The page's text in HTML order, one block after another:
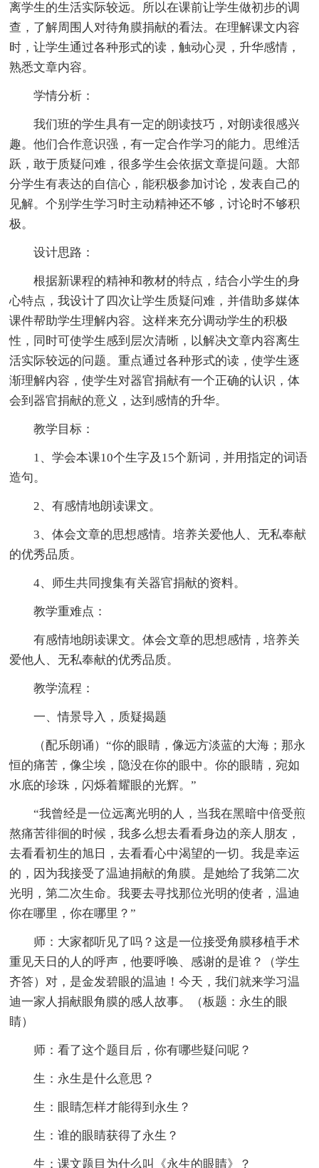
离学生的生活实际较远。所以在课前让学生做初步的调
查，了解周围人对待角膜捐献的看法。在理解课文内容
时，让学生通过各种形式的读，触动心灵，升华感情，
熟悉文章内容。
学情分析：
我们班的学生具有一定的朗读技巧，对朗读很感兴
趣。他们合作意识强，有一定合作学习的能力。思维活
跃，敢于质疑问难，很多学生会依据文章提问题。大部
分学生有表达的自信心，能积极参加讨论，发表自己的
见解。个别学生学习时主动精神还不够，讨论时不够积
极。
设计思路：
根据新课程的精神和教材的特点，结合小学生的身
心特点，我设计了四次让学生质疑问难，并借助多媒体
课件帮助学生理解内容。这样来充分调动学生的积极
性，同时可使学生感到层次清晰，以解决文章内容离生
活实际较远的问题。重点通过各种形式的读，使学生逐
渐理解内容，使学生对器官捐献有一个正确的认识，体
会到器官捐献的意义，达到感情的升华。
教学目标：
1、学会本课10个生字及15个新词，并用指定的词语
造句。
2、有感情地朗读课文。
3、体会文章的思想感情。培养关爱他人、无私奉献
的优秀品质。
4、师生共同搜集有关器官捐献的资料。
教学重难点：
有感情地朗读课文。体会文章的思想感情，培养关
爱他人、无私奉献的优秀品质。
教学流程：
一、情景导入，质疑揭题
（配乐朗诵）“你的眼睛，像远方淡蓝的大海；那永
恒的痛苦，像尘埃，隐没在你的眼中。你的眼睛，宛如
水底的珍珠，闪烁着耀眼的光辉。”
“我曾经是一位远离光明的人，当我在黑暗中倍受煎
熬痛苦徘徊的时候，我多么想去看看身边的亲人朋友，
去看看初生的旭日，去看看心中渴望的一切。我是幸运
的，因为我接受了温迪捐献的角膜。是她给了我第二次
光明，第二次生命。我要去寻找那位光明的使者，温迪
你在哪里，你在哪里？”
师：大家都听见了吗？这是一位接受角膜移植手术
重见天日的人的呼声，他要呼唤、感谢的是谁？（学生
齐答）对，是金发碧眼的温迪！今天，我们就来学习温
迪一家人捐献眼角膜的感人故事。（板题：永生的眼
睛）
师：看了这个题目后，你有哪些疑问呢？
生：永生是什么意思？
生：眼睛怎样才能得到永生？
生：谁的眼睛获得了永生？
生：课文题目为什么叫《永生的眼睛》？